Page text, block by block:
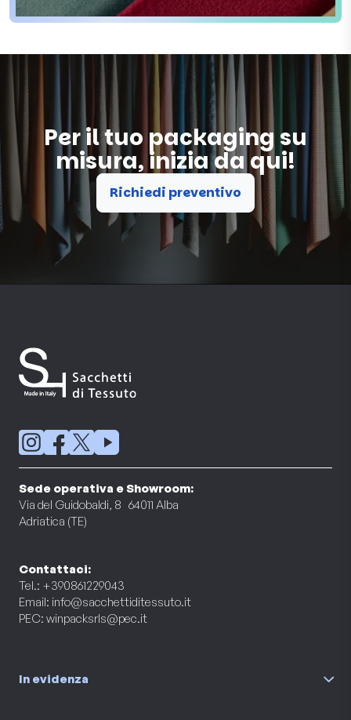
Per il tuo packaging su
misura, inizia da qui!
Richiedi preventivo
Sede operativa e Showroom:
Via del Guidobaldi, 8 64011 Alba
Adriatica (TE)
Contattaci:
Tel.: +390861229043
Email: info@sacchettiditessuto.it
PEC: winpacksrls@pec.it
In evidenza